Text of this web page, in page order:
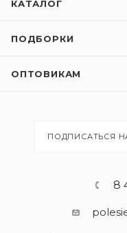
КАТАЛОГ
ПОДБОРКИ
ОПТОВИКАМ
ПОДПИСАТЬСЯ
8